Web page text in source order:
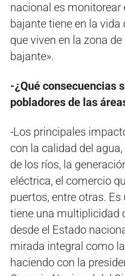
nacional es monitorear
bajante tiene en la vida
que viven en la zona
bajante».
-¿Qué consecuencias
pobladores de las
-Los principales
con la calidad del
de los ríos, la
eléctrica, el comercio
puertos, entre otras.
tiene una multiplicidad
desde el Estado
mirada integral como
haciendo con la